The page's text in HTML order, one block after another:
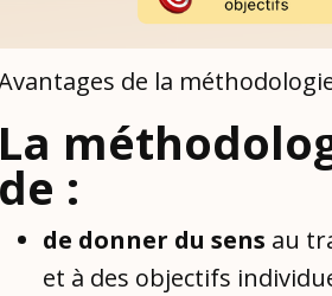
de la
La
de :
de donner du sens au
et à des objectifs